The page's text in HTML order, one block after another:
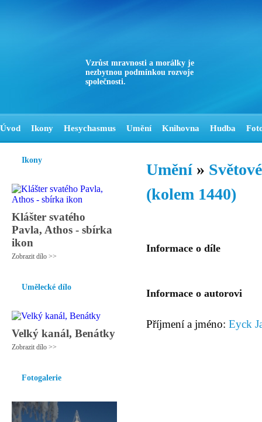
Vzrůst mravnosti a morálky je
nezbytnou podmínkou rozvoje
společnosti.
Úvod Ikony Hesychasmus Umění Knihovna Hudba
Ikony
Klášter svatého
Pavla, Athos - sbírka
ikon
Zobrazit dílo >>
Umělecké dílo
Velký kanál, Benátky
Zobrazit dílo >>
Fotogalerie
Umění »
(kolem 1440)
Informace o díle
Informace o autorovi
Příjmení a jméno: Eyck